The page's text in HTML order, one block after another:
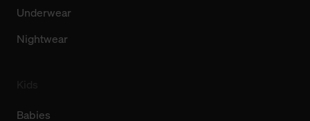
Underwear
Nightwear
Babies